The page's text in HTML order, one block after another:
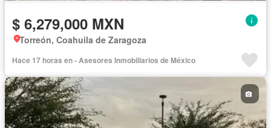
$ 6,279,000 MXN
Torreón, Coahuila de Zaragoza
Hace 17 horas en - Asesores Inmobiliarios de México